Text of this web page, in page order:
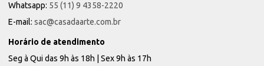
Whatsapp: 55 (11) 9 4358-2220
E-mail: sac@casadaarte.com.br
Horário de atendimento
Seg à Qui das 9h às 18h | Sex 9h às 17h